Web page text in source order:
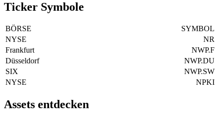
Ticker Symbole
BÖRSE
SYMBOL
NYSE
NR
Frankfurt
NWP.F
Düsseldorf
NWP.DU
SIX
NWP.SW
NYSE
NPKI
Assets entdecken